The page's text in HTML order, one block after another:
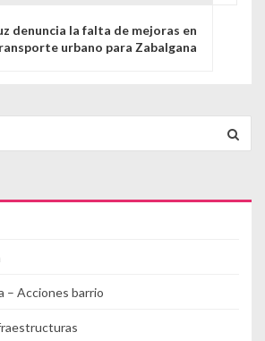
denuncia la falta de mejoras en
urbano para Zabalgana
– Acciones barrio